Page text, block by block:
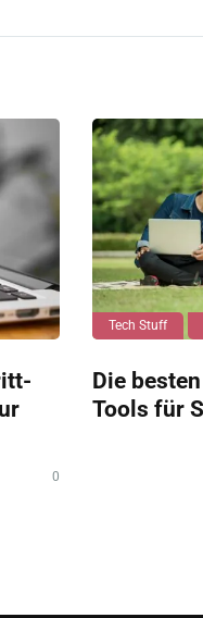
0
Tech Stuff
Die
Tools für